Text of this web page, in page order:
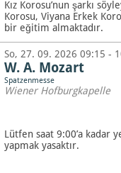
Kız Korosu’nun şarkı
Korosu, Viyana Erkek
bir eğitim almaktadır.
So, 27. 09. 2026 09:15 -
W. A. Mozart
Spatzenmesse
Wiener Hofburgkapelle
Lütfen saat 9:00’a kadar
yapmak yasaktır.